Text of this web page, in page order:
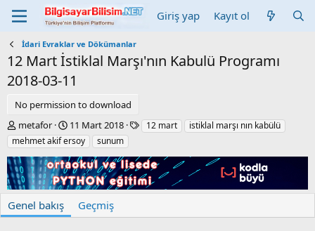
Giriş yap Kayıt ol
İdari Evraklar ve Dökümanlar
12 Mart İstiklal Marşı'nın Kabulü Programı
2018-03-11
No permission to download
Y
a
z
a
r
metafor
C
r
e
a
t
i
n
11 Mart 2018
E
k
e
t
12 mart
istiklal marşı nın kabülü
mehmet akif ersoy
sunum
Genel bakış Geçmiş